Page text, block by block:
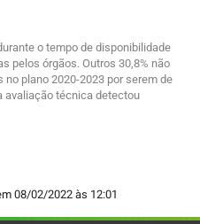
o tempo de disponibilidade
pelos órgãos. Outros 30,8% não
plano 2020-2023 por serem de
avaliação técnica detectou
08/02/2022 às 12:01